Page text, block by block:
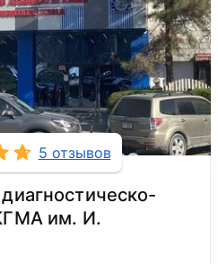
5 отзывов
им. И.